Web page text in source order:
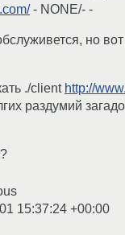
- NONE/- -
но
./client http://
раздумий
15:37:24 +00:00